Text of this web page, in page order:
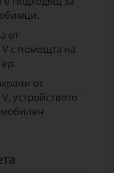
от
с помощта на
от
устройството